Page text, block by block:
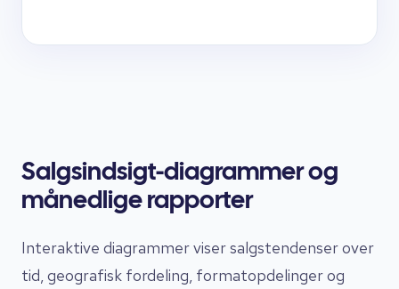
Salgsindsigt-diagrammer og
månedlige rapporter
Interaktive diagrammer viser salgstendenser over
tid, geografisk fordeling, formatopdelinger og